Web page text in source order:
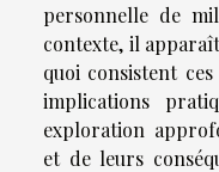
personnelle de
contexte, il
quoi consistent
implications
exploration
et de leurs